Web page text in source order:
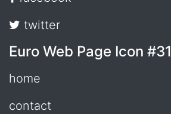
twitter
Euro Web Page Icon #31
home
contact